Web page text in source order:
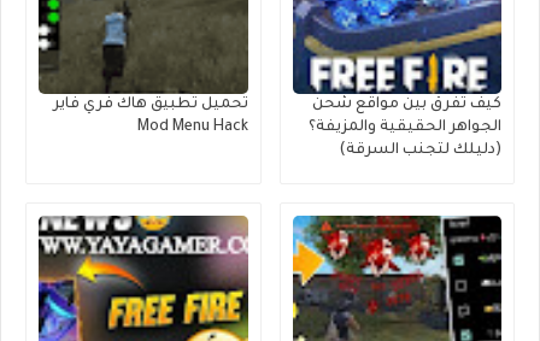
كيف تفرق بين مواقع شحن
الجواهر الحقيقية والمزيفة؟
(دليلك لتجنب السرقة)
تحميل تطبيق هاك فري فاير
Mod Menu Hack